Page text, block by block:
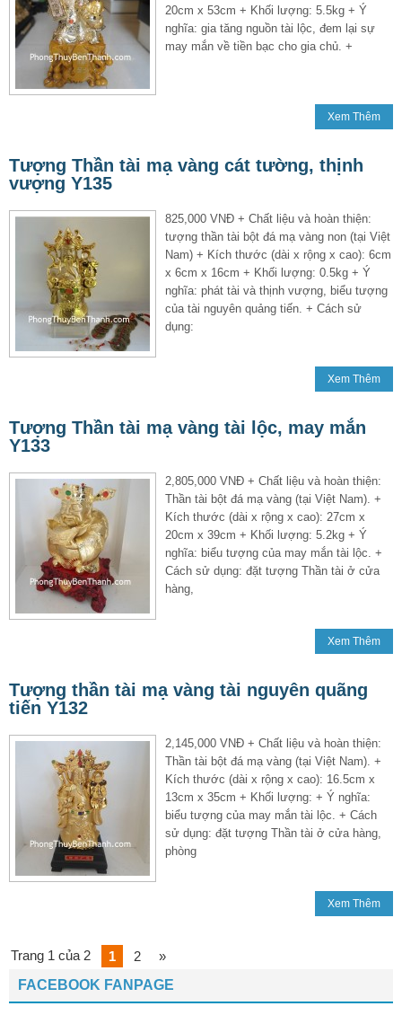
20cm x 53cm + Khối lượng: 5.5kg + Ý
nghĩa: gia tăng nguồn tài lộc, đem lại sự
may mắn về tiền bạc cho gia chủ. +
Xem Thêm
Tượng Thần tài mạ vàng cát tường, thịnh
vượng Y135
825,000 VNĐ + Chất liệu và hoàn thiện:
tượng thần tài bột đá mạ vàng non (tại Việt
Nam) + Kích thước (dài x rộng x cao): 6cm
x 6cm x 16cm + Khối lượng: 0.5kg + Ý
nghĩa: phát tài và thịnh vượng, biểu tượng
của tài nguyên quảng tiến. + Cách sử
dụng:
Xem Thêm
Tượng Thần tài mạ vàng tài lộc, may mắn
Y133
2,805,000 VNĐ + Chất liệu và hoàn thiện:
Thần tài bột đá mạ vàng (tại Việt Nam). +
Kích thước (dài x rộng x cao): 27cm x
20cm x 39cm + Khối lượng: 5.2kg + Ý
nghĩa: biểu tượng của may mắn tài lộc. +
Cách sử dụng: đặt tượng Thần tài ở cửa
hàng,
Xem Thêm
Tượng thần tài mạ vàng tài nguyên quãng
tiến Y132
2,145,000 VNĐ + Chất liệu và hoàn thiện:
Thần tài bột đá mạ vàng (tại Việt Nam). +
Kích thước (dài x rộng x cao): 16.5cm x
13cm x 35cm + Khối lượng: + Ý nghĩa:
biểu tượng của may mắn tài lộc. + Cách
sử dụng: đặt tượng Thần tài ở cửa hàng,
phòng
Xem Thêm
Trang 1 của 2 1 2
»
FACEBOOK FANPAGE